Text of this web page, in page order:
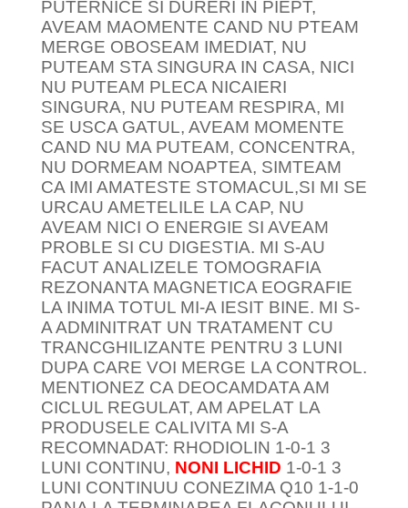
PUTERNICE SI DURERI IN PIEPT,
AVEAM MAOMENTE CAND NU PTEAM
MERGE OBOSEAM IMEDIAT, NU
PUTEAM STA SINGURA IN CASA, NICI
NU PUTEAM PLECA NICAIERI
SINGURA, NU PUTEAM RESPIRA, MI
SE USCA GATUL, AVEAM MOMENTE
CAND NU MA PUTEAM, CONCENTRA,
NU DORMEAM NOAPTEA, SIMTEAM
CA IMI AMATESTE STOMACUL,SI MI SE
URCAU AMETELILE LA CAP, NU
AVEAM NICI O ENERGIE SI AVEAM
PROBLE SI CU DIGESTIA. MI S-AU
FACUT ANALIZELE TOMOGRAFIA
REZONANTA MAGNETICA EOGRAFIE
LA INIMA TOTUL MI-A IESIT BINE. MI S-
A ADMINITRAT UN TRATAMENT CU
TRANCGHILIZANTE PENTRU 3 LUNI
DUPA CARE VOI MERGE LA CONTROL.
MENTIONEZ CA DEOCAMDATA AM
CICLUL REGULAT, AM APELAT LA
PRODUSELE CALIVITA MI S-A
RECOMNADAT: RHODIOLIN 1-0-1 3
LUNI CONTINU, NONI LICHID 1-0-1 3
LUNI CONTINUU CONEZIMA Q10 1-1-0